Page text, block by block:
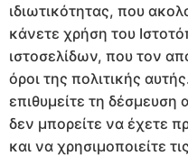
ιδιωτικότητας, που
κάνετε χρήση του
ιστοσελίδων, που τον
όροι της πολιτικής
επιθυμείτε τη δέσμευση
δεν μπορείτε να έχετε
και να χρησιμοποιείτε